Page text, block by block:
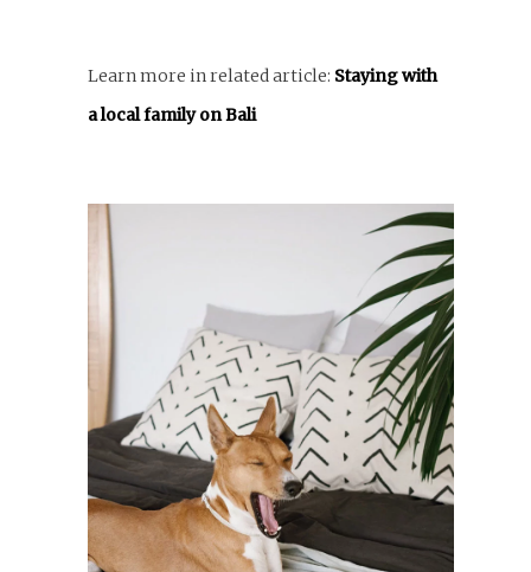
Learn more in related article: Staying with
a local family on Bali